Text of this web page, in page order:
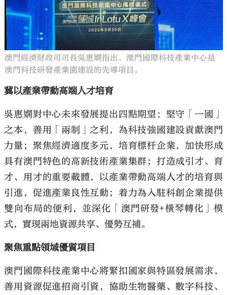
澳門經濟財政司司長吳惠嫻指出，澳門國際科技產業中心是
澳門科技研發產業園建設的先導項目。
冀以產業帶動高端人才培育
吳惠嫻對中心未來發展提出四點期望：堅守「一國」
之本，善用「兩制」之利，為科技強國建設貢獻澳門
力量；聚焦經濟適度多元，培育標杆企業，加快形成
具有澳門特色的高新技術產業集群；打造成引才、育
才、用才的重要載體，以產業帶動高端人才的培育與
引進，促進產業良性互動；着力為入駐科創企業提供
雙向布局的便利，並深化「澳門研發+橫琴轉化」模
式，實現兩地資源共享、優勢互補。
聚焦重點領域優質項目
澳門國際科技產業中心將緊扣國家與特區發展需求，
善用資源促進招商引資，協助生物醫藥、數字科技、